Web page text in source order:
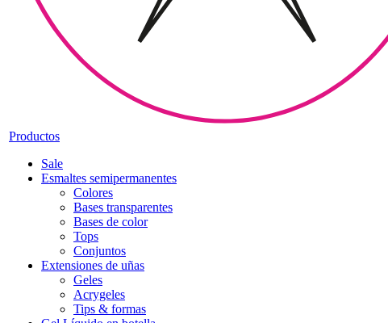
Productos
Sale
Esmaltes semipermanentes
Colores
Bases transparentes
Bases de color
Tops
Conjuntos
Extensiones de uñas
Geles
Acrygeles
Tips & formas